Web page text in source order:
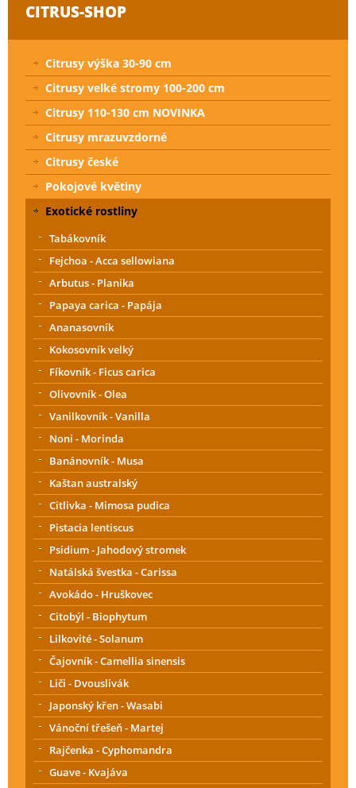
CITRUS-SHOP
Citrusy výška 30-90 cm
Citrusy velké stromy 100-200 cm
Citrusy 110-130 cm NOVINKA
Citrusy mrazuvzdorné
Citrusy české
Pokojové květiny
Exotické rostliny
Tabákovník
Fejchoa - Acca sellowiana
Arbutus - Planika
Papaya carica - Papája
Ananasovník
Kokosovník velký
Fíkovník - Ficus carica
Olivovník - Olea
Vanilkovník - Vanilla
Noni - Morinda
Banánovník - Musa
Kaštan australský
Citlivka - Mimosa pudica
Pistacia lentiscus
Psidium - Jahodový stromek
Natálská švestka - Carissa
Avokádo - Hruškovec
Citobýl - Biophytum
Lilkovité - Solanum
Čajovník - Camellia sinensis
Liči - Dvouslivák
Japonský křen - Wasabi
Vánoční třešeň - Martej
Rajčenka - Cyphomandra
Guave - Kvajáva